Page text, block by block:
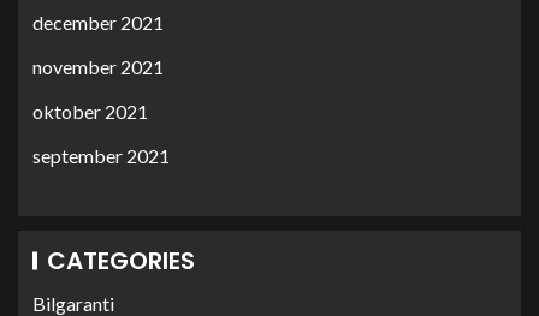
december 2021
november 2021
oktober 2021
september 2021
CATEGORIES
Bilgaranti